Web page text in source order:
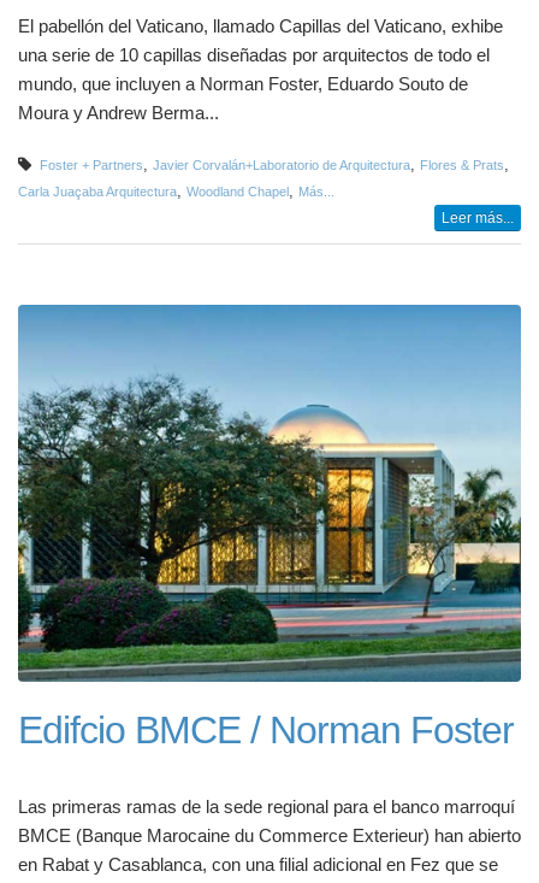
El pabellón del Vaticano, llamado Capillas del Vaticano, exhibe
una serie de 10 capillas diseñadas por arquitectos de todo el
mundo, que incluyen a Norman Foster, Eduardo Souto de
Moura y Andrew Berma...
Foster + Partners Javier Corvalán+Laboratorio de Arquitectura Flores & Prats
Carla Juaçaba Arquitectura Woodland Chapel Más...
Leer más...
Edifcio BMCE / Norman Foster
Las primeras ramas de la sede regional para el banco marroquí
BMCE (Banque Marocaine du Commerce Exterieur) han abierto
en Rabat y Casablanca, con una filial adicional en Fez que se